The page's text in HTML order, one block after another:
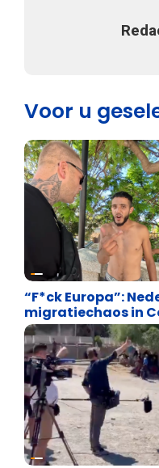
Voor u
Asiel en Migratie
“F*ck Europa”:
migratiechaos in
Cultuuroorlog